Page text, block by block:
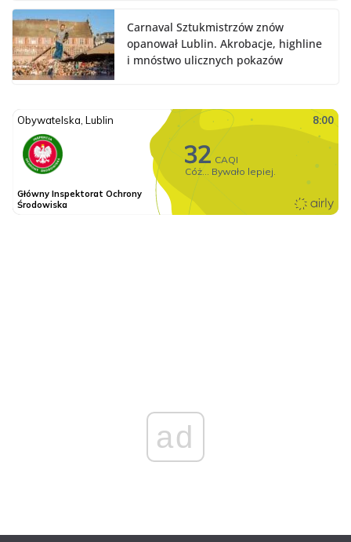
Carnaval Sztukmistrzów znów
opanował Lublin. Akrobacje, highline
i mnóstwo ulicznych pokazów
ad